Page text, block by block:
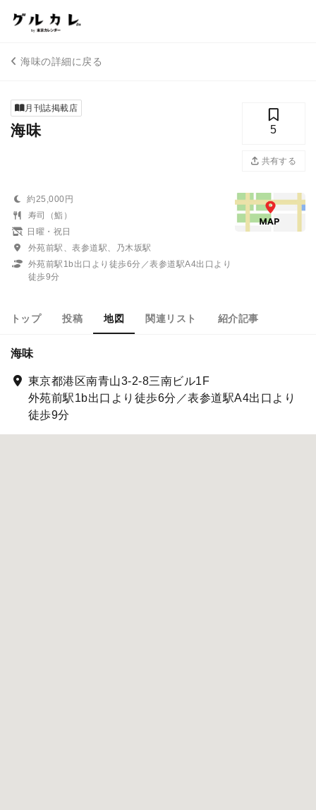
海味の詳細に戻る
月刊誌掲載店
海味 5
共有する
約25,000円
寿司（鮨）
日曜・祝日
外苑前駅、表参道駅、乃木坂駅
外苑前駅1b出口より徒歩6分／表参道駅A4出口より
徒歩9分
トップ 投稿 地図 関連リスト 紹介記事
海味
東京都港区南青山3-2-8三南ビル1F
外苑前駅1b出口より徒歩6分／表参道駅A4出口より
徒歩9分